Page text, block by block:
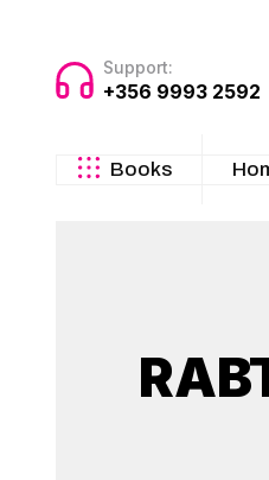
Support:
+356 9993 2592
Books